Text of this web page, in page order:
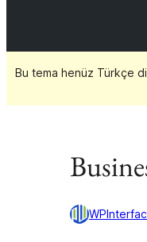
Bu tema henüz Türkçe